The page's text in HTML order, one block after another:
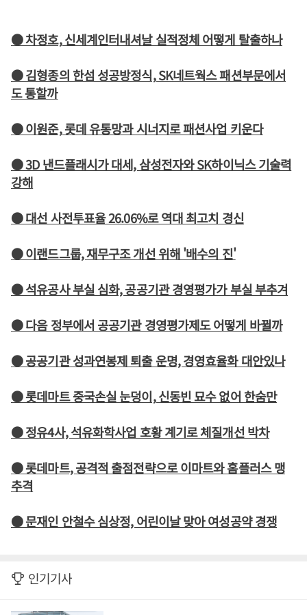
● 차정호, 신세계인터내셔날 실적정체 어떻게 탈출하나
● 김형종의 한섬 성공방정식, SK네트웍스 패션부문에서
도 통할까
● 이원준, 롯데 유통망과 시너지로 패션사업 키운다
● 3D 낸드플래시가 대세, 삼성전자와 SK하이닉스 기술력
강해
● 대선 사전투표율 26.06%로 역대 최고치 경신
● 이랜드그룹, 재무구조 개선 위해 '배수의 진'
● 석유공사 부실 심화, 공공기관 경영평가가 부실 부추겨
● 다음 정부에서 공공기관 경영평가제도 어떻게 바뀔까
● 공공기관 성과연봉제 퇴출 운명, 경영효율화 대안있나
● 롯데마트 중국손실 눈덩이, 신동빈 묘수 없어 한숨만
● 정유4사, 석유화학사업 호황 계기로 체질개선 박차
● 롯데마트, 공격적 출점전략으로 이마트와 홈플러스 맹
추격
● 문재인 안철수 심상정, 어린이날 맞아 여성공약 경쟁
인기기사